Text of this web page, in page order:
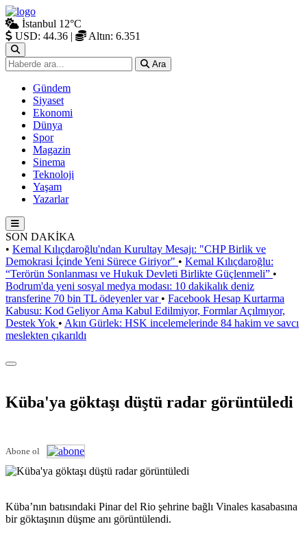
İstanbul 12°C
USD: 44.36 | Altın: 6.351
Ara
Gündem
Siyaset
Ekonomi
Dünya
Spor
Magazin
Sinema
Teknoloji
Yaşam
Yazarlar
SON DAKİKA
• Kemal Kılıçdaroğlu'ndan Kurultay Mesajı: "CHP Birlik ve
Demokrasi İçinde Yeni Sürece Giriyor" • Kemal Kılıçdaroğlu:
“Terörün Sonlanması ve Hukuk Devleti Birlikte Güçlenmeli” •
Bodrum'da yeni sosyal medya modası: 10 dakikalık deniz
transferine 70 bin TL ödeyenler var • Facebook Hesap Kurtarma
Kabusu: Kod Geliyor Ama Kabul Edilmiyor, Formlar Açılmıyor,
Destek Yok • Akın Gürlek: HSK incelemelerinde 84 hakim ve savcı
meslekten çıkarıldı
Küba'ya göktaşı düştü radar görüntüledi
Abone ol
Küba’nın batısındaki Pinar del Rio şehrine bağlı Vinales kasabasına
bir göktaşının düşme anı görüntülendi.